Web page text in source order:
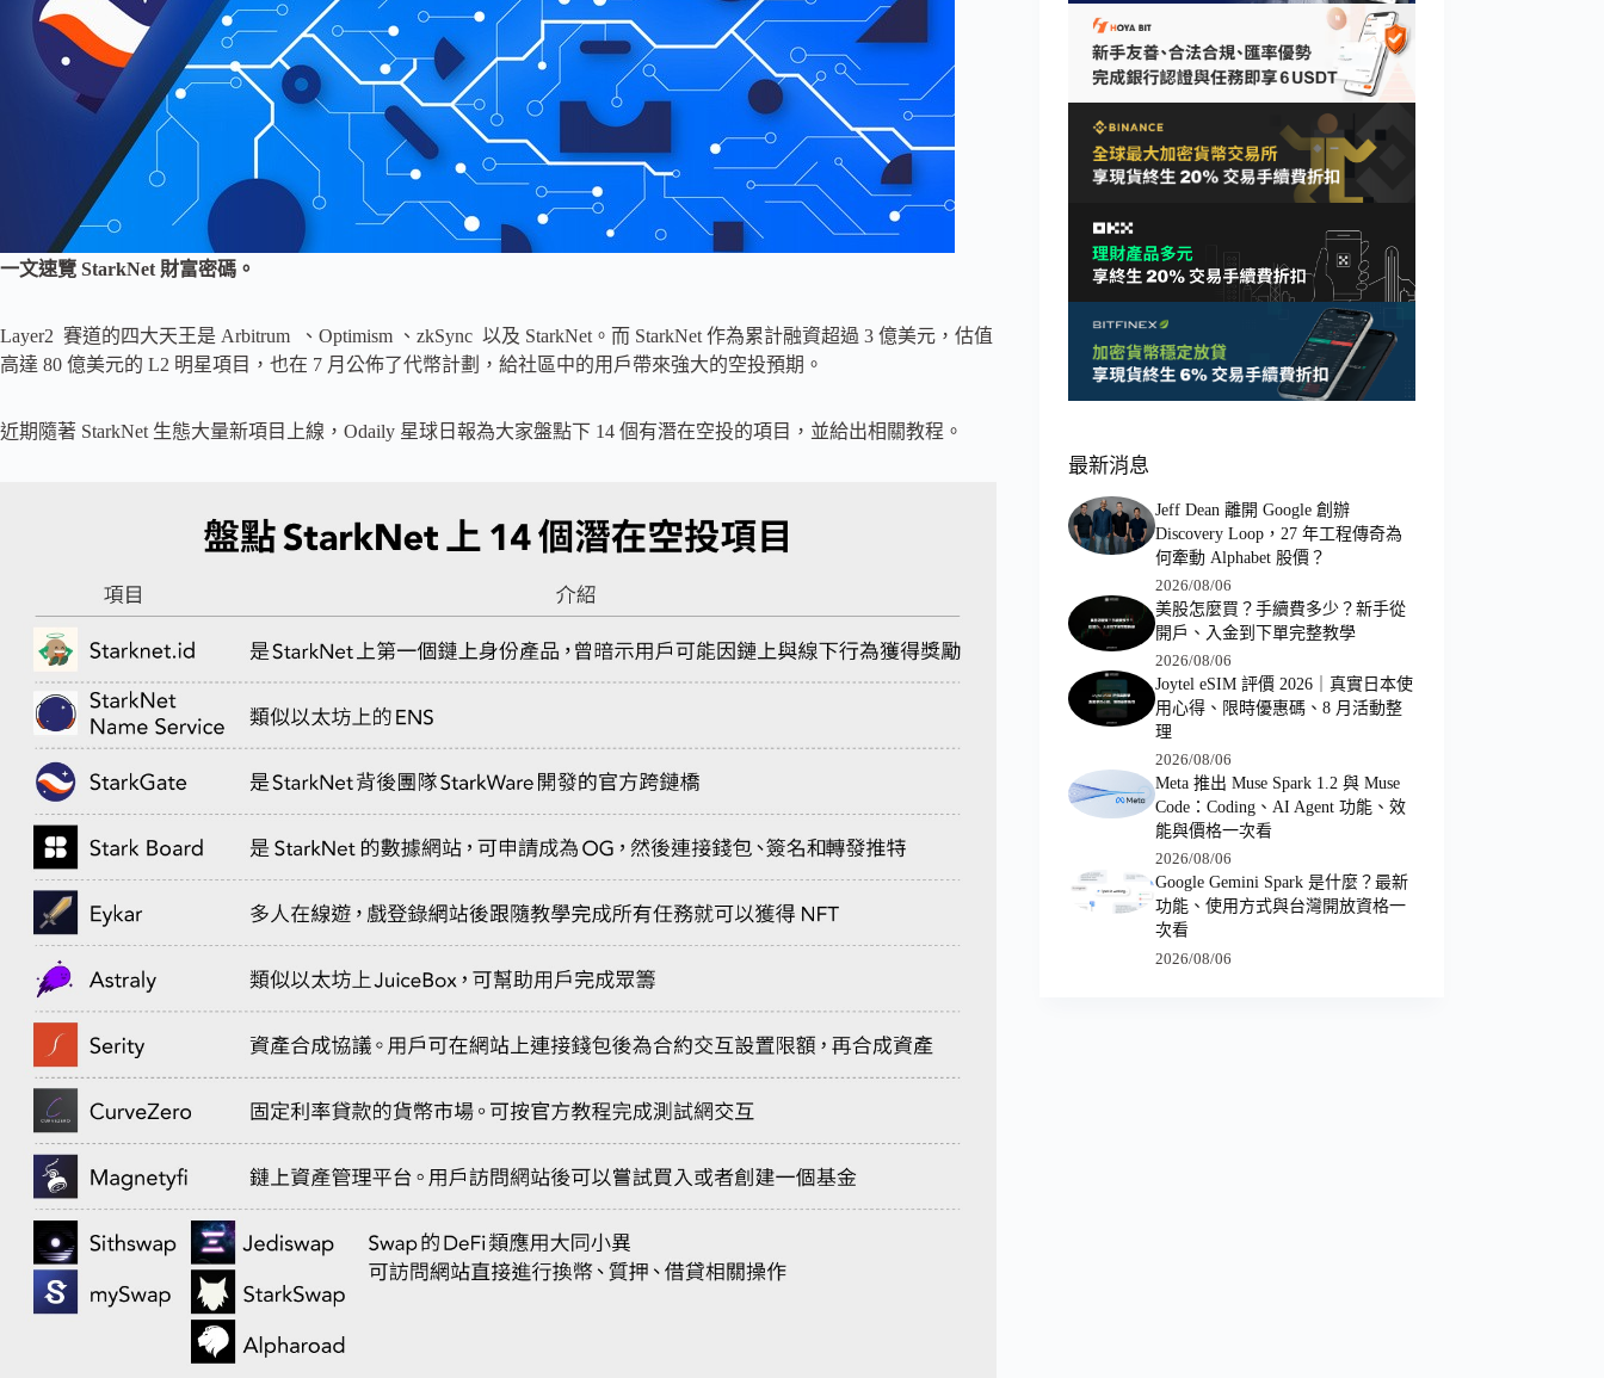
一文速覽 StarkNet 財富密碼。
Layer2 賽道的四大天王是 Arbitrum 、Optimism 、zkSync 以及 StarkNet。而 StarkNet 作為累計融資超過 3 億美元，估值
高達 80 億美元的 L2 明星項目，也在 7 月公佈了代幣計劃，給社區中的用戶帶來強大的空投預期。
近期隨著 StarkNet 生態大量新項目上線，Odaily 星球日報為大家盤點下 14 個有潛在空投的項目，並給出相關教程。
最新消息
Jeff Dean 離開 Google 創辦
Discovery Loop，27 年工程傳奇為
何牽動 Alphabet 股價？
2026/08/06
美股怎麼買？手續費多少？新手從
開戶、入金到下單完整教學
2026/08/06
Joytel eSIM 評價 2026｜真實日本使
用心得、限時優惠碼、8 月活動整
理
2026/08/06
Meta 推出 Muse Spark 1.2 與 Muse
Code：Coding、AI Agent 功能、效
能與價格一次看
2026/08/06
Google Gemini Spark 是什麼？最新
功能、使用方式與台灣開放資格一
次看
2026/08/06